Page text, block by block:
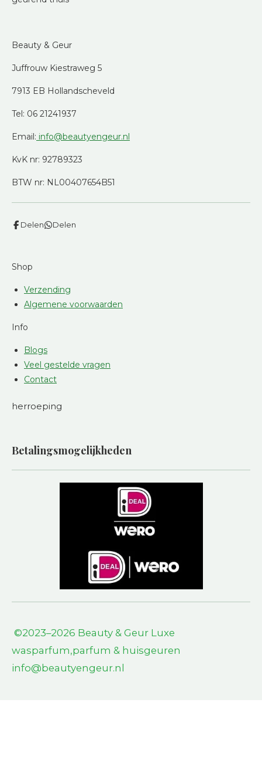
Beauty & Geur
Juffrouw Kiestraweg 5
7913 EB Hollandscheveld
Tel: 06 21241937
Email: info@beautyengeur.nl
KvK nr: 92789323
BTW nr: NL00407654B51
Delen Delen
Shop
Verzending
Algemene voorwaarden
Info
Blogs
Veel gestelde vragen
Contact
herroeping
Betalingsmogelijkheden
©2023–2026 Beauty & Geur Luxe
wasparfum,parfum & huisgeuren
info@beautyengeur.nl